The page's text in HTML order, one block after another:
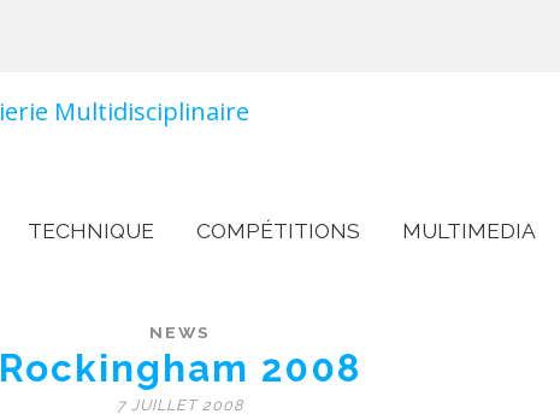
TECHNIQUE COMPÉTITIONS MULTIMEDIA
NEWS
Rockingham 2008
7 JUILLET 2008